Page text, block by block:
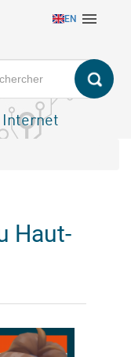
EN 
Internet
Haut-